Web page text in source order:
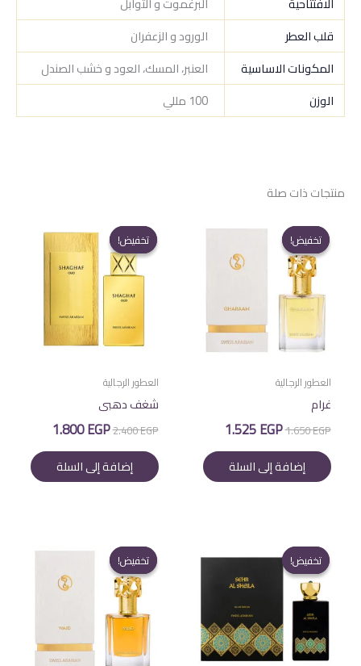
قلب العطر
الورود و الزعفران
المكونات الاساسية
العنبر، المسك، العود و خشب الصندل
الوزن
100 مللي
منتجات ذات صلة
تخفيض!
تخفيض!
العطور الرجالية
غرام
1.650EGP السعر
الأصلي
هو:
1.650 EGP.
1.525EGP
هو:
1.525 EGP. إضافة إلى السلة
تخفيض!
تخفيض!
العطور الرجالية
شغف دهبى
2.400EGP السعر
الأصلي
هو:
2.400 EGP.
1.800EGP
هو:
1.800 EGP. إضافة إلى السلة
تخفيض!
تخفيض! تخفيض!
تخفيض!